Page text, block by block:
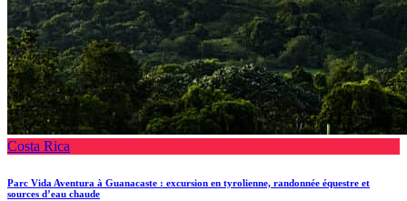
Costa Rica
Parc Vida Aventura à Guanacaste : excursion en tyrolienne, randonnée équestre et
sources d’eau chaude